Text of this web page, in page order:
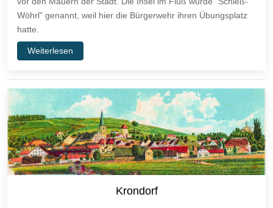
Wöhrl” genannt, weil hier die Bürgerwehr ihren Übungsplatz
hatte.
Weiterlesen
Krondorf